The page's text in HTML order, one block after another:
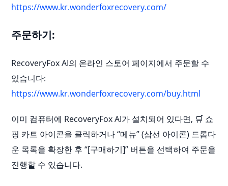
https://www.kr.wonderfoxrecovery.com/
주문하기:
RecoveryFox AI의 온라인 스토어 페이지에서 주문할 수
있습니다:
https://www.kr.wonderfoxrecovery.com/buy.html
이미 컴퓨터에 RecoveryFox AI가 설치되어 있다면, 🛒 쇼
핑 카트 아이콘을 클릭하거나 “메뉴” (삼선 아이콘) 드롭다
운 목록을 확장한 후 “[구매하기]” 버튼을 선택하여 주문을
진행할 수 있습니다.